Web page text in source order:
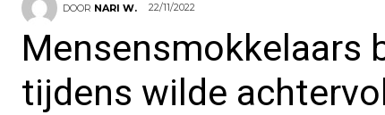
DOOR NARI W. 22/11/2022
Mensensmokkelaars
tijdens wilde